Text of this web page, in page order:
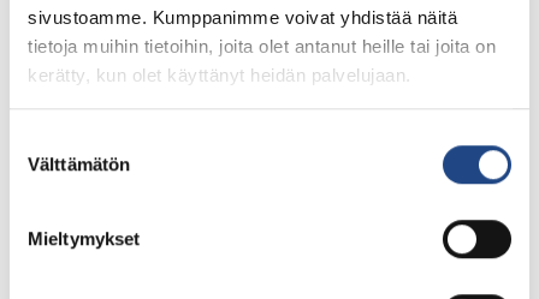
sivustoamme. Kumppanimme voivat yhdistää näitä
tietoja muihin tietoihin, joita olet antanut heille tai joita on
kerätty, kun olet käyttänyt heidän palvelujaan.
valinta
Välttämätön
Mieltymykset